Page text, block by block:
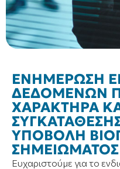
ΕΝΗΜΕΡΩΣΗ
ΔΕΔΟΜΕΝΩΝ
ΧΑΡΑΚΤΗΡΑ
ΥΠΟΒΟΛΗ
ΣΗΜΕΙΩΜΑΤΟΣ
Ευχαριστούμε για το